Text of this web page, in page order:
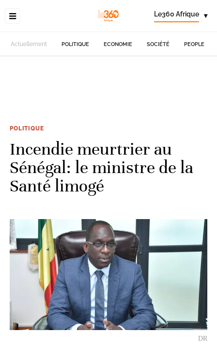
Le360 Afrique ▾
Actuellement POLITIQUE ECONOMIE SOCIÉTÉ PEOPLE
POLITIQUE
Incendie meurtrier au
Sénégal: le ministre de la
Santé limogé
DR